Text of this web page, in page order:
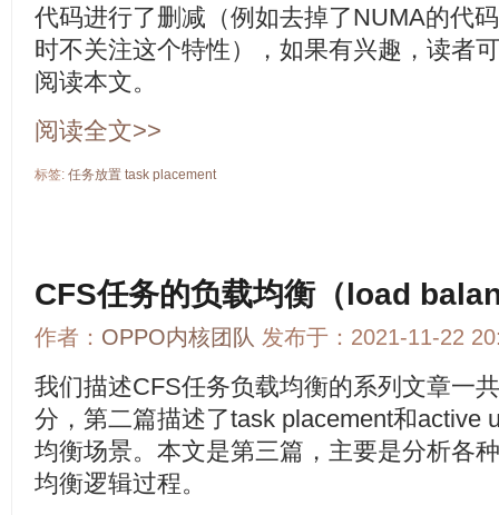
代码进行了删减（例如去掉了NUMA的代
时不关注这个特性），如果有兴趣，读者
阅读本文。
阅读全文>>
标签: 任务放置 task placement
CFS任务的负载均衡（load
作者： OPPO内核团队 发布于：2021-11-22
我们描述CFS任务负载均衡的系列文章一
分，第二篇描述了task placement和active
均衡场景。本文是第三篇，主要是分析各
均衡逻辑过程。